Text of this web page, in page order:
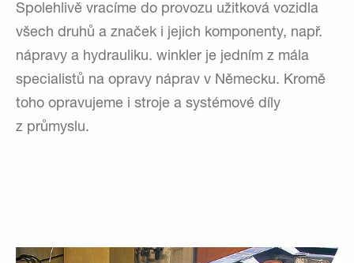
Spolehlivě vracíme do provozu užitková vozidla
všech druhů a značek i jejich komponenty, např.
nápravy a hydrauliku. winkler je jedním z mála
specialistů na opravy náprav v Německu. Kromě
toho opravujeme i stroje a systémové díly
z průmyslu.